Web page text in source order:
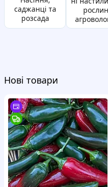
саджанці та
розсада
Нові товари